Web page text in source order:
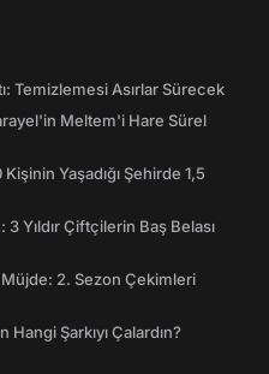
Temizlemesi Asırlar Sürecek
Meltem'i Hare Sürel
Yaşadığı Şehirde 1,5
Yıldır Çiftçilerin Baş Belası
2. Sezon Çekimleri
Şarkıyı Çalardın?